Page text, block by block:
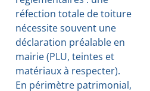
réfection totale de toiture
nécessite souvent une
déclaration préalable en
mairie (PLU, teintes et
matériaux à respecter).
En périmètre patrimonial,